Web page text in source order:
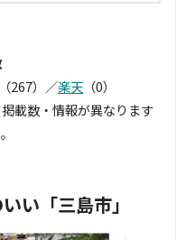
（267）／楽天 （0）
載数・情報が異なります
い「三島市」